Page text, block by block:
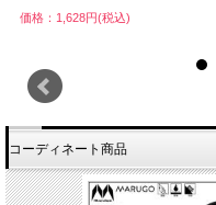
価格：1,628円(税込)
コーディネート商品